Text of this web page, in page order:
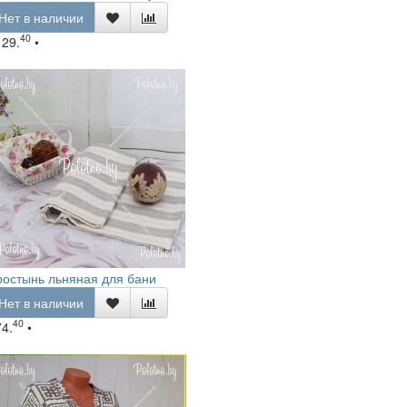
в наличии
40 •
льняная для бани
в наличии
40 •